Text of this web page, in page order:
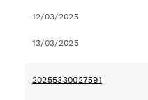
12/03/2025
13/03/2025
20255330027591